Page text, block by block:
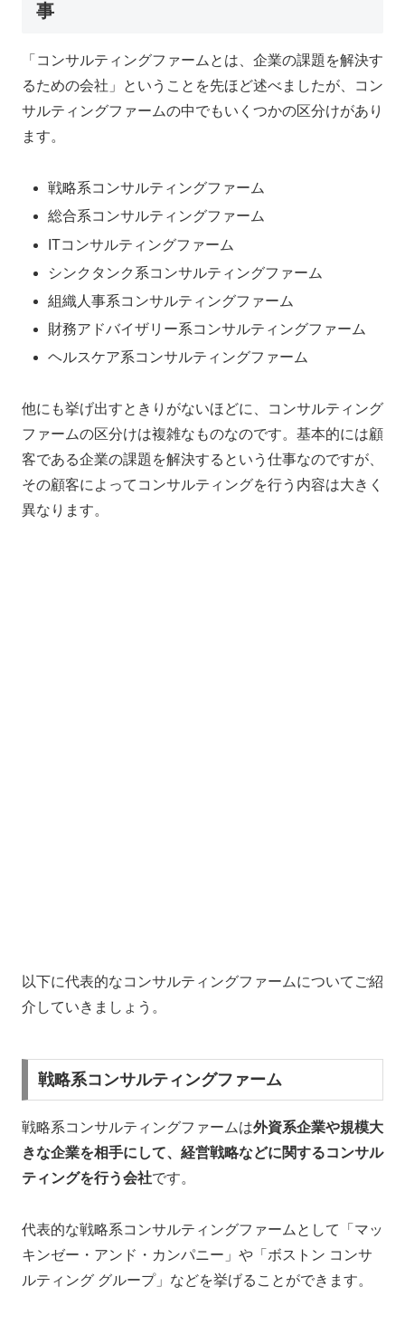
事
「コンサルティングファームとは、企業の課題を解決す
るための会社」ということを先ほど述べましたが、コン
サルティングファームの中でもいくつかの区分けがあり
ます。
戦略系コンサルティングファーム
総合系コンサルティングファーム
ITコンサルティングファーム
シンクタンク系コンサルティングファーム
組織人事系コンサルティングファーム
財務アドバイザリー系コンサルティングファーム
ヘルスケア系コンサルティングファーム
他にも挙げ出すときりがないほどに、コンサルティング
ファームの区分けは複雑なものなのです。基本的には顧
客である企業の課題を解決するという仕事なのですが、
その顧客によってコンサルティングを行う内容は大きく
異なります。
以下に代表的なコンサルティングファームについてご紹
介していきましょう。
戦略系コンサルティングファーム
戦略系コンサルティングファームは外資系企業や規模大
きな企業を相手にして、経営戦略などに関するコンサル
ティングを行う会社です。
代表的な戦略系コンサルティングファームとして「マッ
キンゼー・アンド・カンパニー」や「ボストン コンサ
ルティング グループ」などを挙げることができます。